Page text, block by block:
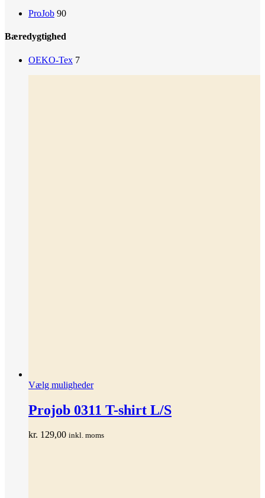
ProJob 90
Bæredygtighed
OEKO-Tex 7
Vælg mulighederDette
har
flere
Mulighederne
Projob 0311 T-shirt L/S
kr. 129,00 inkl. moms